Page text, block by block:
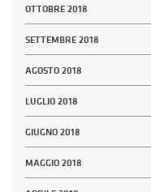
OTTOBRE 2018
SETTEMBRE 2018
AGOSTO 2018
LUGLIO 2018
GIUGNO 2018
MAGGIO 2018